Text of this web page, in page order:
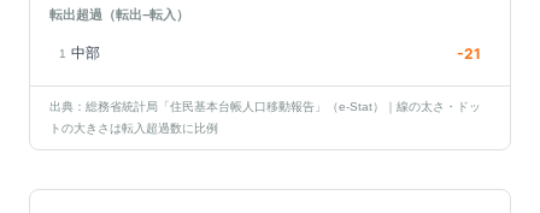
転出超過（転出−転入）
1 中部 -21
出典：総務省統計局「住民基本台帳人口移動報告」（e-Stat）｜線の太さ・ドッ
トの大きさは転入超過数に比例